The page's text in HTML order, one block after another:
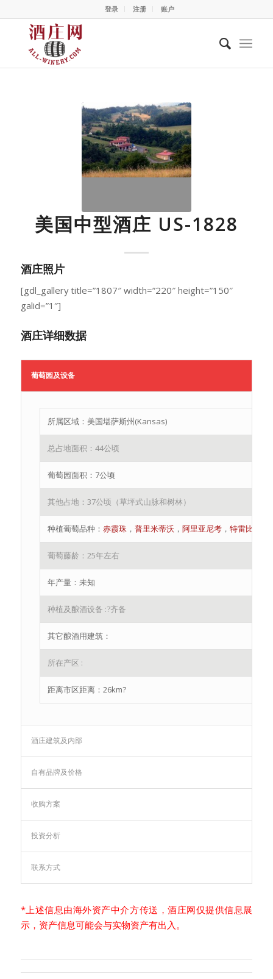
登录 注册 账户
美国中型酒庄 US-1828
酒庄照片
[gdl_gallery title=”1807″ width=”220″ height=”150″
galid=”1″]
酒庄详细数据
葡萄园及设备
所属区域：美国堪萨斯州(Kansas)
总占地面积：44公顷
葡萄园面积：7公顷
其他占地：37公顷（草坪式山脉和树林）
种植葡萄品种： 赤霞珠， 普里米蒂沃 ， 阿里亚尼考， 特雷比亚诺
葡萄藤龄：25年左右
年产量：未知
种植及酿酒设备 :?齐备
其它酿酒用建筑：
所在产区 :
距离市区距离：26km?
酒庄建筑及内部
自有品牌及价格
收购方案
投资分析
联系方式
*上述信息由海外资产中介方传送，酒庄网仅提供信息展
示，资产信息可能会与实物资产有出入。